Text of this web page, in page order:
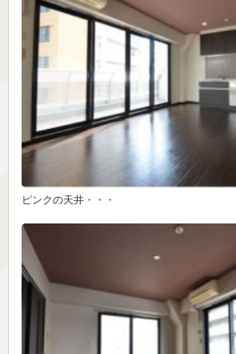
ピンクの天井・・・